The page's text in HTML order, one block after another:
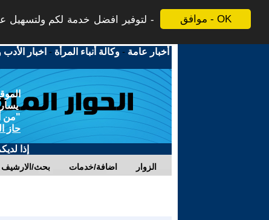
موافق - OK
لتوفير افضل خدمة لكم ولتسهيل
أخبار عامة -وكالة أنباء المرأة - اخبار
"من
حاز
إذا
بحث/الارشيف اضافة/خدمات الزوار